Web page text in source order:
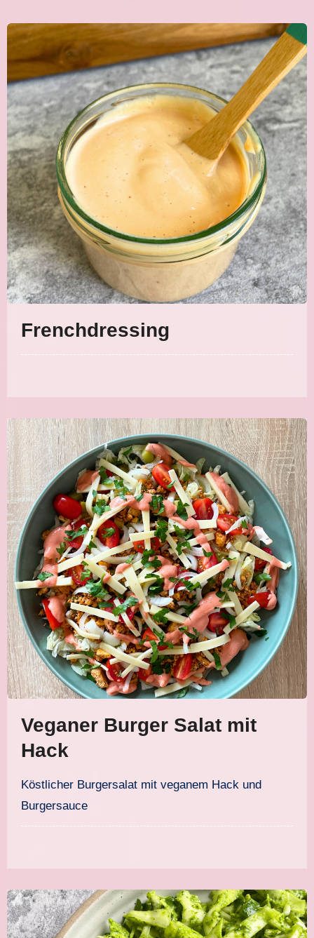
Frenchdressing
Veganer Burger Salat mit
Hack
Köstlicher Burgersalat mit veganem Hack und
Burgersauce